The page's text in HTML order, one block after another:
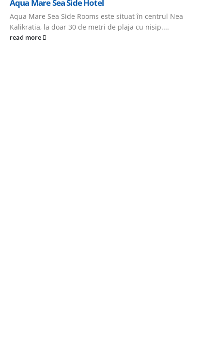
Aqua Mare Sea Side Hotel
Aqua Mare Sea Side Rooms este situat în centrul Nea
Kalikratia, la doar 30 de metri de plaja cu nisip....
read more